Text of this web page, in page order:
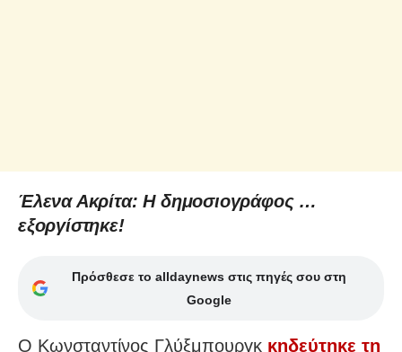
Έλενα Ακρίτα: Η δημοσιογράφος …
εξοργίστηκε!
Πρόσθεσε το alldaynews στις πηγές σου στη
Google
Ο Κωνσταντίνος Γλύξμπουργκ κηδεύτηκε τη